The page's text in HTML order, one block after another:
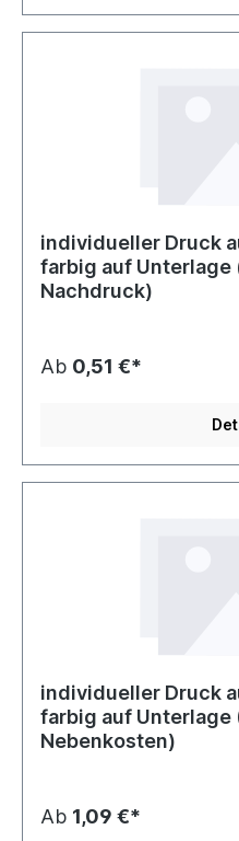
individueller Druck
farbig auf
Nachdruck)
Ab 0,51 €*
individueller Druck
farbig auf Unterlage
Nebenkosten)
Ab 1,09 €*